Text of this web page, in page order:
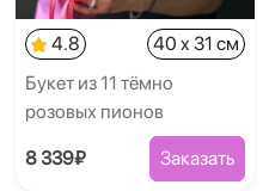
4.8
40 x 31 см
Букет из 11 тёмно
розовых пионов
8 339₽ Заказать